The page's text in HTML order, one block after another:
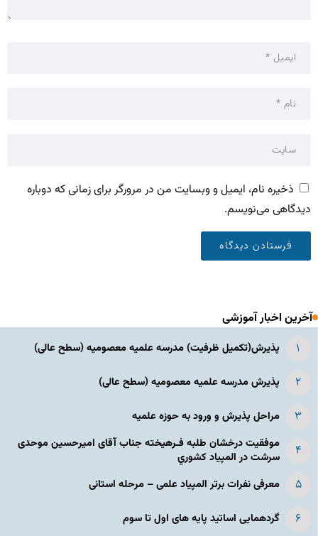
ذخیره نام، ایمیل و وبسایت من در مرورگر برای زمانی که دوباره
دیدگاهی می‌نویسم.
آخرین اخبار آموزشی
پذیرش(تکمیل ظرفیت) مدرسه علمیه معصومیه‌ (سطح عالی)
پذیرش مدرسه علمیه معصومیه‌ (سطح عالی)
مراحل پذیرش و ورود به حوزه علمیه
موفقیت درخشان طلبه فـرهیخته جناب آقای امیرحسین موحدی
سرشت در المپياد كشوري
معرفی نفرات برتر المپیاد علمی – مرحله استانی
گردهمایی اساتید پایه های اول تا سوم